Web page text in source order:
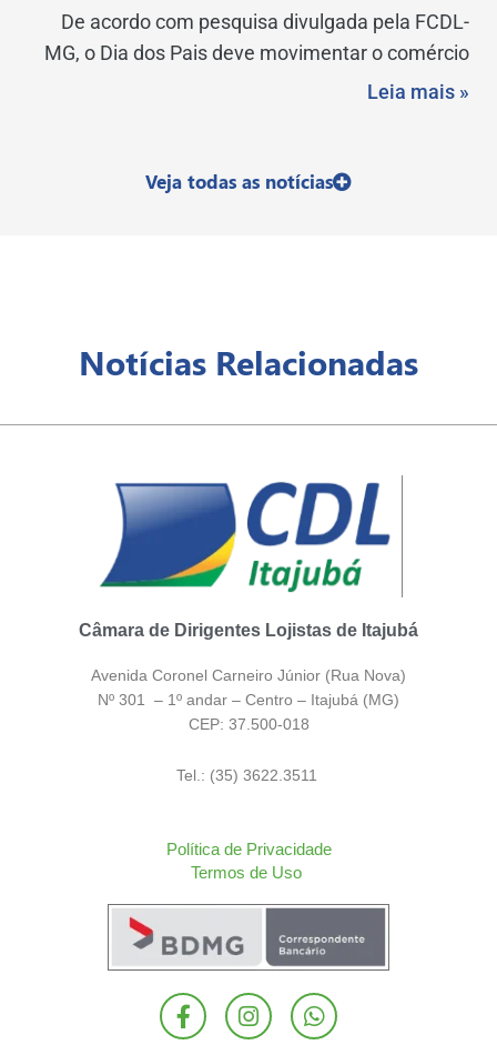
De acordo com pesquisa divulgada pela FCDL-
MG, o Dia dos Pais deve movimentar o comércio
Leia mais »
Veja todas as notícias
Notícias Relacionadas
Câmara de Dirigentes Lojistas de Itajubá
Avenida Coronel Carneiro Júnior (Rua Nova)
Nº 301 – 1º andar – Centro – Itajubá (MG)
CEP: 37.500-018
Tel.: (35) 3622.3511
Política de Privacidade
Termos de Uso
F
a
I
n
W
h